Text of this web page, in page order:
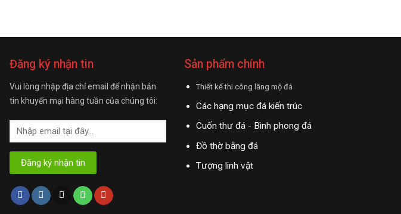
Đăng ký nhận tin
Vui lòng nhập địa chỉ email để nhận bản
tin khuyến mại hàng tuần của chúng tôi:
Sản phẩm chính
Thiết kế thi công lăng mộ đá
Các hạng mục đá kiến trúc
Cuốn thư đá - Bình phong đá
Đồ thờ bằng đá
Tượng linh vật